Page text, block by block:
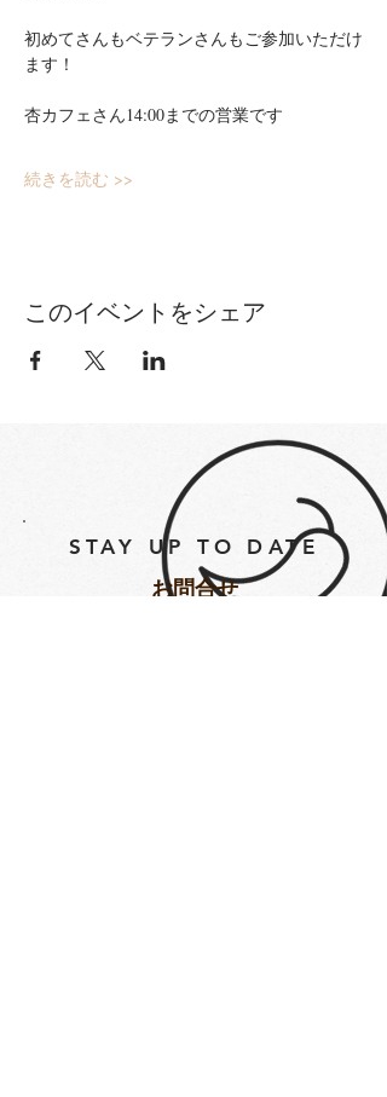
初めてさんもベテランさんもご参加いただけ
ます！
杏カフェさん14:00までの営業です
続きを読む >>
このイベントをシェア
STAY UP TO DATE
​お問合せ